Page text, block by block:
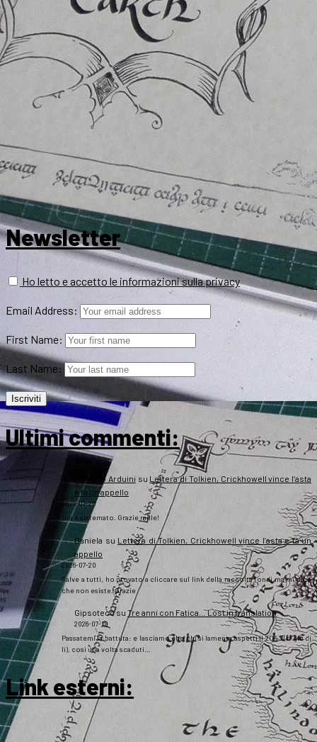
Newsletter
Ho letto e accetto le informazioni sulla privacy
Email Address:
First Name:
Last Name:
Ultimi commenti:
Roberto Arduini su Lettera di Tolkien, Crickhowell vince l’asta
e fa un appello
2026-07-20
Ora è sistemato. Grazie mille!
Daniela su Lettera di Tolkien, Crickhowell vince l’asta e fa un
appello
2026-07-20
Salve a tutti, ho provato a cliccare sul link della raccolta fondi ma mi dice
che non esiste. Grazie
GipsotecosuTre anni con Fatica… Lost in translation
2026-07-10
Passatemi la battuta: e lasciamo che chi si lamenta aspetti il 2043 (o giù di
lì), così una volta scaduti…
Link esterni: